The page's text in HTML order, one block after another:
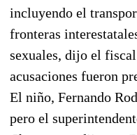
incluyendo el
fronteras
sexuales, dijo el
acusaciones fueron
El niño, Fernando
pero el